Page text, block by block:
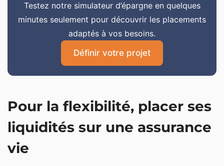
Testez notre simulateur d’épargne en quelques
minutes seulement pour découvrir les placements
adaptés à vos besoins.
Définir votre projet
Pour la flexibilité, placer ses
liquidités sur une assurance
vie